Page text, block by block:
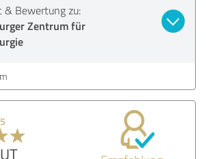
& Bewertung zu:
Zentrum für